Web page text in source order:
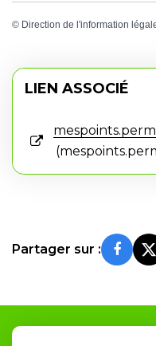
© Direction de l'information
LIEN ASSOCIÉ
Partager sur :